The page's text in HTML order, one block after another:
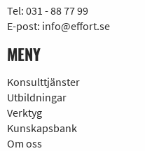
Tel: 031 - 88 77 99
E-post: info@effort.se
MENY
Konsulttjänster
Utbildningar
Verktyg
Kunskapsbank
Om oss